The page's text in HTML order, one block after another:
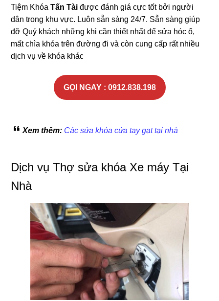
Tiệm KhóaTấn Tài được đánh giá cực tốt bởi người
dân trong khu vực. Luôn sẵn sàng 24/7. Sẵn sàng giúp
đỡ Quý khách những khi cần thiết nhất để sửa hóc ổ,
mất chìa khóa trên đường đi và còn cung cấp rất nhiều
dịch vụ về khóa khác
GỌI NGAY : 0912.838.198
Xem thêm: Các sửa khóa cửa tay gạt tại nhà
Dịch vụ Thợ sửa khóa Xe máy Tại
Nhà